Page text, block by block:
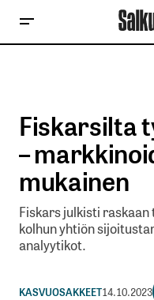
Fiskarsilta
–
mukainen
Fiskars julkisti
kolhun yhtiön
analyytikot.
KASVUOSAKKEET14.10.2023